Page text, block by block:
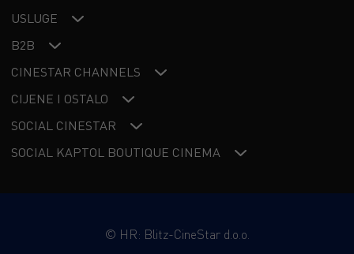
USLUGE
B2B
CINESTAR CHANNELS
CIJENE I OSTALO
SOCIAL CINESTAR
SOCIAL KAPTOL BOUTIQUE CINEMA
© HR: Blitz-CineStar d.o.o.